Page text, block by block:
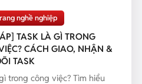
nghề nghiệp
TASK LÀ GÌ TRONG
CÁCH GIAO, NHẬN &
TASK
trong công việc? Tìm hiểu